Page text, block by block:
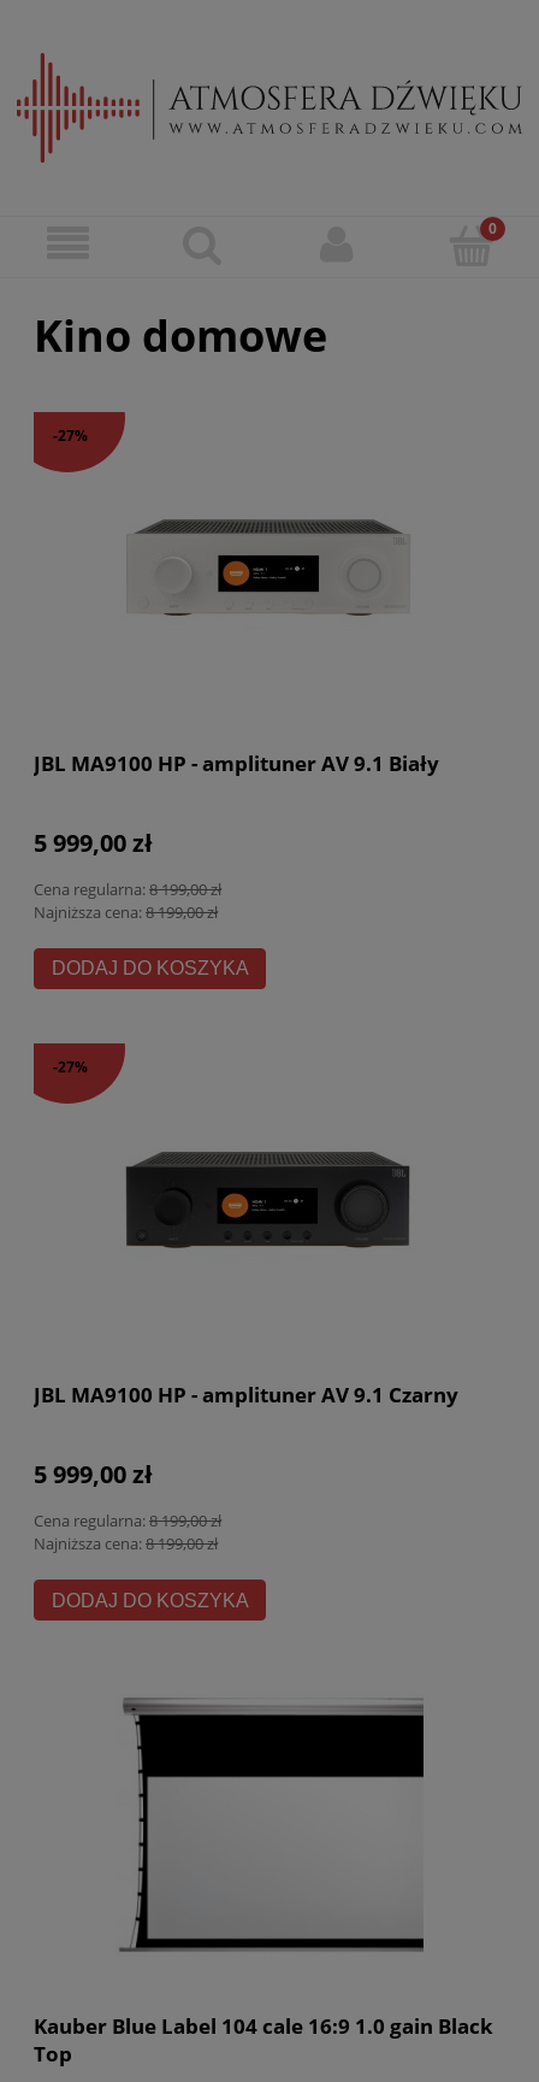
Kino domowe
JBL MA9100 HP - amplituner AV 9.1 Biały
5 999,00 zł
Cena regularna:8 199,00 zł
Najniższa cena:8 199,00 zł
DODAJ DO KOSZYKA
-27%
JBL MA9100 HP - amplituner AV 9.1 Czarny
5 999,00 zł
Cena regularna:8 199,00 zł
Najniższa cena:8 199,00 zł
DODAJ DO KOSZYKA
-27%
Kauber Blue Label 104 cale 16:9 1.0 gain Black
Top